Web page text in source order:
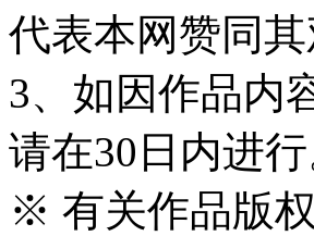
代表本网赞同
3、如因作品内
请在30日内进行
※ 有关作品版